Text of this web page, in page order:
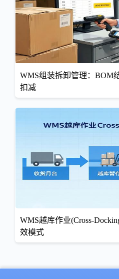
WMS组装拆卸管理：BOM
扣减
WMS越库作业(Cross-
效模式